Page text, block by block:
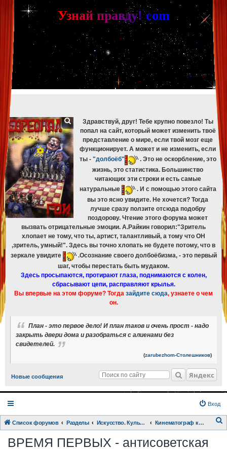
[phpBB Debug] PHP Warning : in file [ROOT]/phpbb/db/driver/mysqli.php
mysqli_fetch_assoc(): Couldn't fetch mysqli_result
[phpBB Debug] PHP Warning: in file[ROOT]/phpbb/db/driver/mysqli.php 329
mysqli_free_result(): Couldn't fetch mysqli_result
[phpBB Debug] PHP Warning
[ROOT]/phpbb/db/driver/mysqli.php on line 265
mysqli_fetch_assoc(): Couldn't fetch mysqli_result
[phpBB Debug] PHP Warning
: in file [ROOT]/phpbb/db/driver/mysqli.php on line329
mysqli_free_result(): Couldn't fetch mysqli_result
[phpBB Debug] PHP Warning: in file [ROOT]/phpbb/db/driver/mysqli.php on line 265
mysqli_fetch_assoc(): Couldn't fetch mysqli_result
[phpBB Debug] PHP Warning
[ROOT]/phpbb/db/driver/mysqli.php on line329:
mysqli_free_result(): Couldn't fetch mysqli_result
[phpBB Debug] PHP Warning
: in file [ROOT]/phpbb/db/driver/mysqli.php on line 265
mysqli_fetch_assoc(): Couldn't fetch mysqli_result
[phpBB Debug] PHP Warning
[ROOT]/phpbb/db/driver/mysqli.php
mysqli_free_result(): Couldn't fetch mysqli_result
Узнай правду! com
Здравствуй, друг! Тебе крупно повезло! Ты
попал на сайт, который может изменить твоё
представление о мире, если твой мозг еще
функционирует. А может и не изменить, если
ты - "долбоёб"
. Это не оскорбление, это
жизнь, это статистика. Большинство
читающих эти строки и есть самые
натуральные
. И с помощью этого сайта
вы это ясно увидите. Не хочется? Тогда
лучше сразу ползите отсюда подобру
поздорову. Чтение этого форума может
вызвать отрицательные эмоции. А.Райкин говорил:"Зритель
хлопает не тому, что ты, артист, талантливый, а тому что ОН
,зритель, умный!". Здесь вы точно хлопать не будете потому, что в
зеркале увидите
.Осознание своего долбоёбизма, - это первый
шаг, чтобы перестать быть мудаком.
Здесь просыпаются, протирают глаза, поднимаются с колен,
сбрасывают цепи, расправляют крылья.
Вы впервые на этом форуме? Тогда зайдите сюда, узнаете о чем
он.
План - это первое дело! И план таков и очень прост - надо
закрыть двери дома и разобраться с алиенами без
свидетелей.
(zarubezhom-Столешников)
Новые сообщения Яндекс
Вход
Список форумов Разделы Искусство. Культурка. Кинцо. Кинематограф как орудие разрушения страны
ВРЕМЯ ПЕРВЫХ - антисоветская